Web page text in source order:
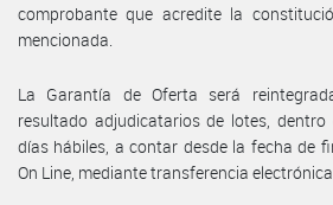
comprobante que acredite la
mencionada.
La Garantía de Oferta será
resultado adjudicatarios de lotes,
días hábiles, a contar desde la fecha de
On Line, mediante transferencia